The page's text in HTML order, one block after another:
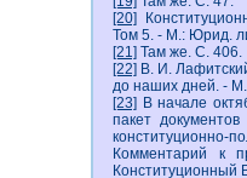
[20]
Том 5. - М.: Юрид.
[21] Там же. С. 406.
[22] В. И.
до наших дней. -
[23] В начале
пакет
конституционно-
Комментарий к
Конституционный